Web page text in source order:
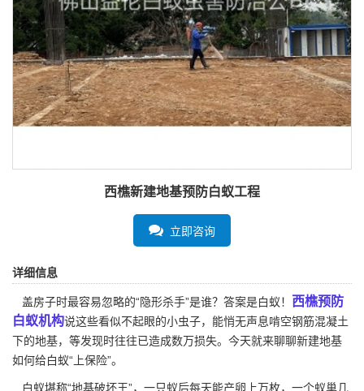
西樵新建地基预防白蚁工程
立即咨询
详细信息
盖房子时最容易忽略的“隐形杀手”是谁？答案是白蚁！ 西樵预防
白蚁机构说这些看似不起眼的小虫子，能悄无声息啃空钢筋混凝土
下的地基，等发现时往往已造成数万损失。今天就来聊聊新建地基
如何给白蚁“上保险”。
白蚁堪称“地基破坏王”，一只蚁后每天能产卵上万枚，一个蚁巢几